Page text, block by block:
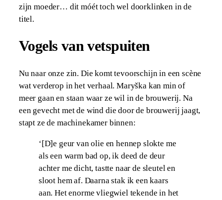
zijn moeder… dit móét toch wel doorklinken in de
titel.
Vogels van vetspuiten
Nu naar onze zin. Die komt tevoorschijn in een scène
wat verderop in het verhaal. Maryška kan min of
meer gaan en staan waar ze wil in de brouwerij. Na
een gevecht met de wind die door de brouwerij jaagt,
stapt ze de machinekamer binnen:
‘[D]e geur van olie en hennep slokte me
als een warm bad op, ik deed de deur
achter me dicht, tastte naar de sleutel en
sloot hem af. Daarna stak ik een kaars
aan. Het enorme vliegwiel tekende in het